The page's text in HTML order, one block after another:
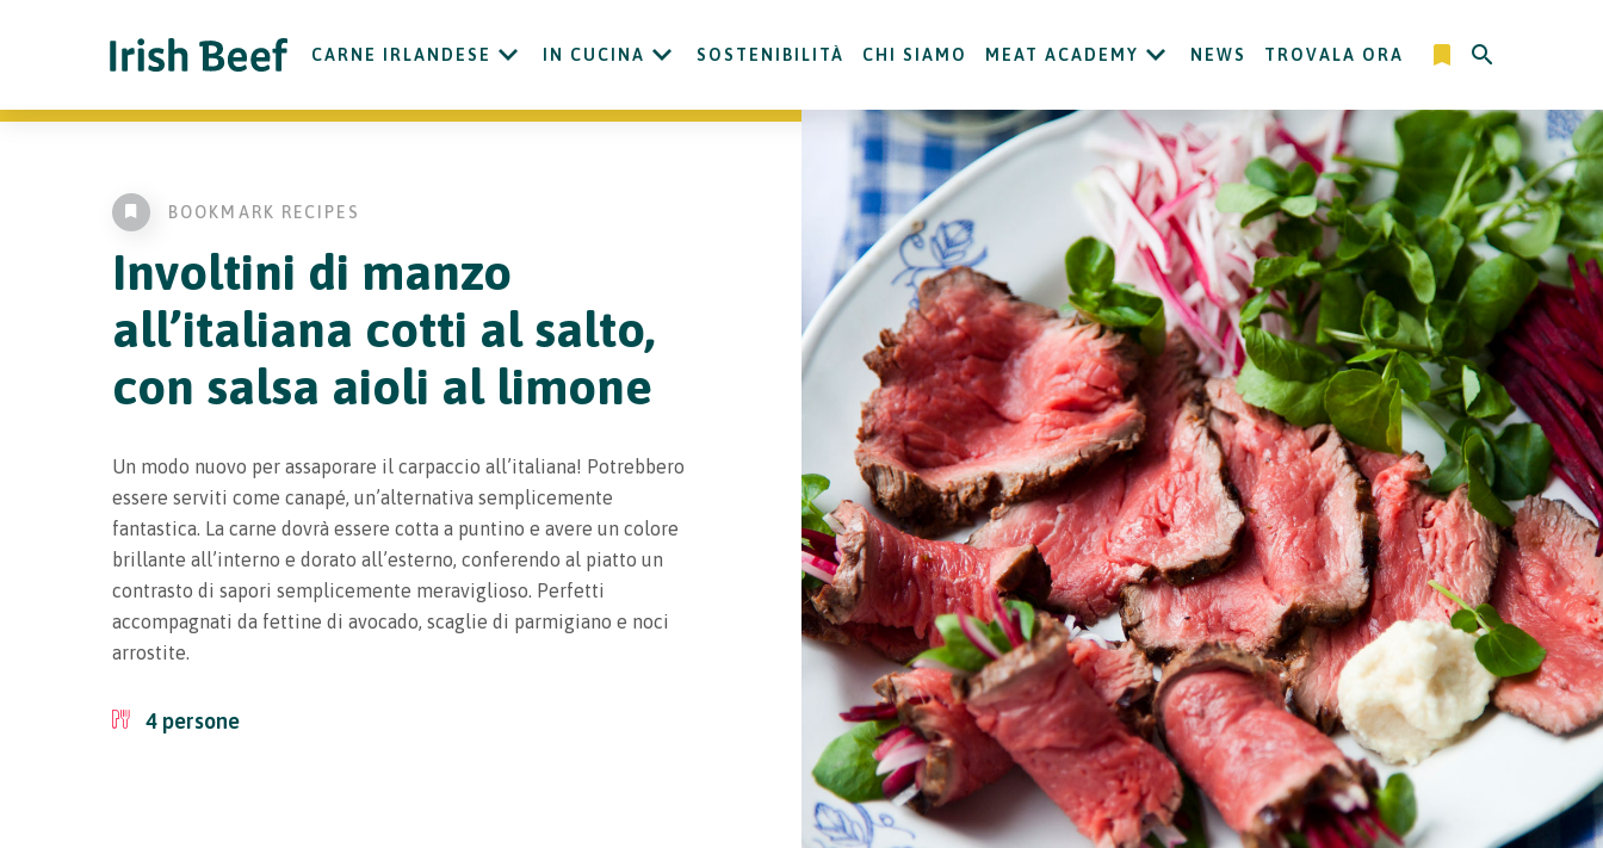
CARNE IRLANDESE IN CUCINA SOSTENIBILITÀ CHI SIAMO MEAT ACADEMY NEWS TROVALA ORA
BOOKMARK RECIPES
Involtini di manzo
all’italiana cotti al salto,
con salsa aioli al limone
Un modo nuovo per assaporare il carpaccio all’italiana! Potrebbero
essere serviti come canapé, un’alternativa semplicemente
fantastica. La carne dovrà essere cotta a puntino e avere un colore
brillante all’interno e dorato all’esterno, conferendo al piatto un
contrasto di sapori semplicemente meraviglioso. Perfetti
accompagnati da fettine di avocado, scaglie di parmigiano e noci
arrostite.
4 persone